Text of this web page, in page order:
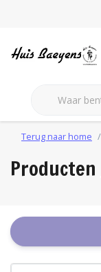
Terug naar home